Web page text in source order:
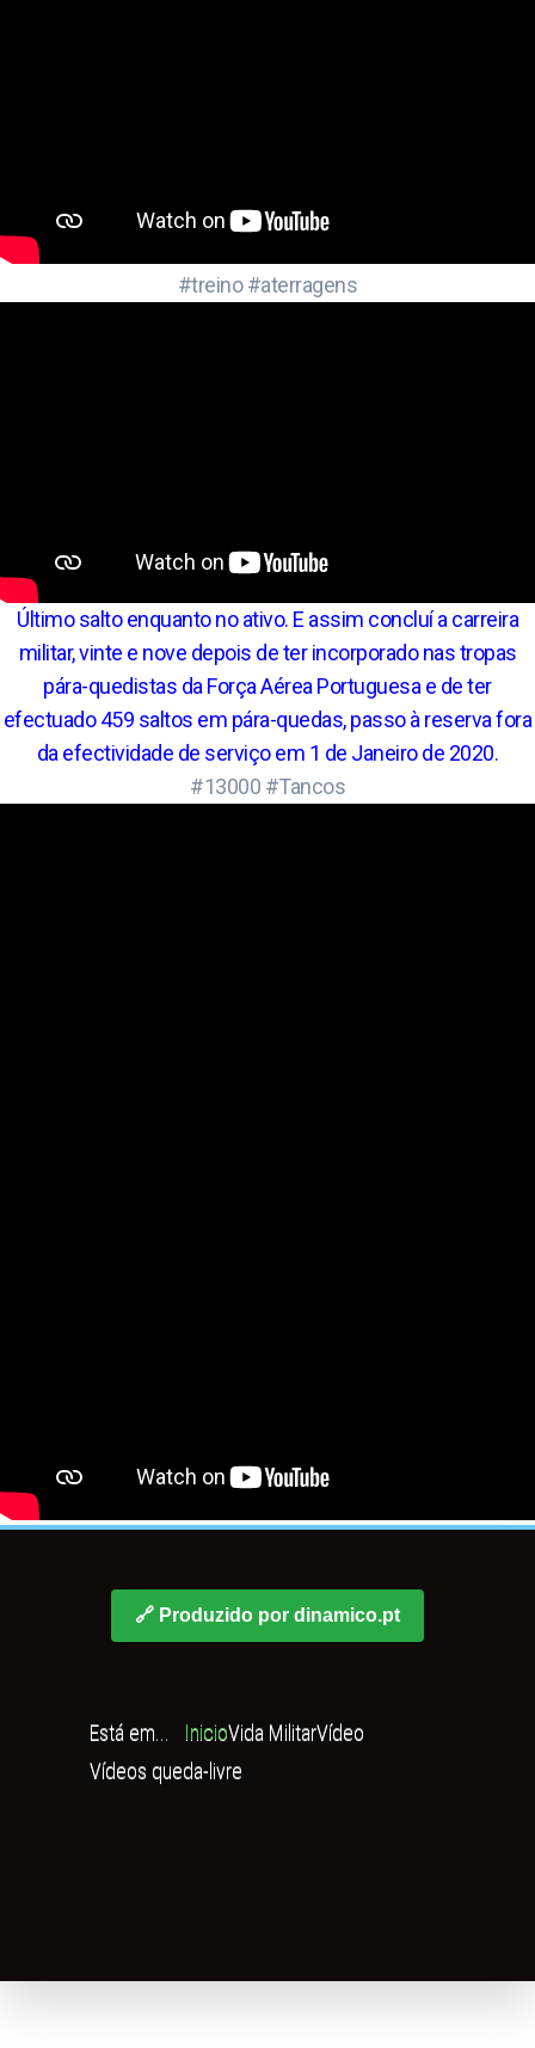
#treino #aterragens
Último salto enquanto no ativo. E assim concluí a carreira
militar, vinte e nove depois de ter incorporado nas tropas
pára-quedistas da Força Aérea Portuguesa e de ter
efectuado 459 saltos em pára-quedas, passo à reserva fora
da efectividade de serviço em 1 de Janeiro de 2020.
#13000 #Tancos
🔗 Produzido por dinamico.pt
Está em... InicioVida MilitarVídeo
Vídeos queda-livre